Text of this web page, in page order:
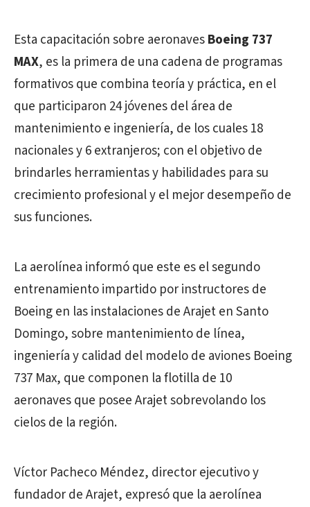
Esta capacitación sobre aeronavesBoeing 737
MAX, es la primera de una cadena de programas
formativos que combina teoría y práctica, en el
que participaron 24 jóvenes del área de
mantenimiento e ingeniería, de los cuales 18
nacionales y 6 extranjeros; con el objetivo de
brindarles herramientas y habilidades para su
crecimiento profesional y el mejor desempeño de
sus funciones.
La aerolínea informó que este es el segundo
entrenamiento impartido por instructores de
Boeing en las instalaciones de Arajet en Santo
Domingo, sobre mantenimiento de línea,
ingeniería y calidad del modelo de aviones Boeing
737 Max, que componen la flotilla de 10
aeronaves que posee Arajet sobrevolando los
cielos de la región.
Víctor Pacheco Méndez, director ejecutivo y
fundador de Arajet, expresó que la aerolínea